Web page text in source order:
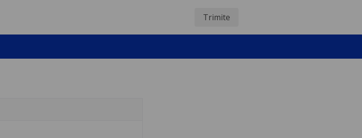
Trimite